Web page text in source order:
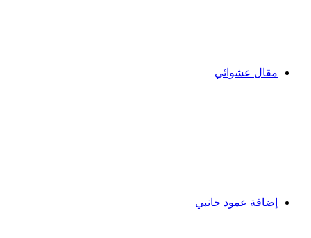
مقال عشوائي
إضافة عمود جانبي